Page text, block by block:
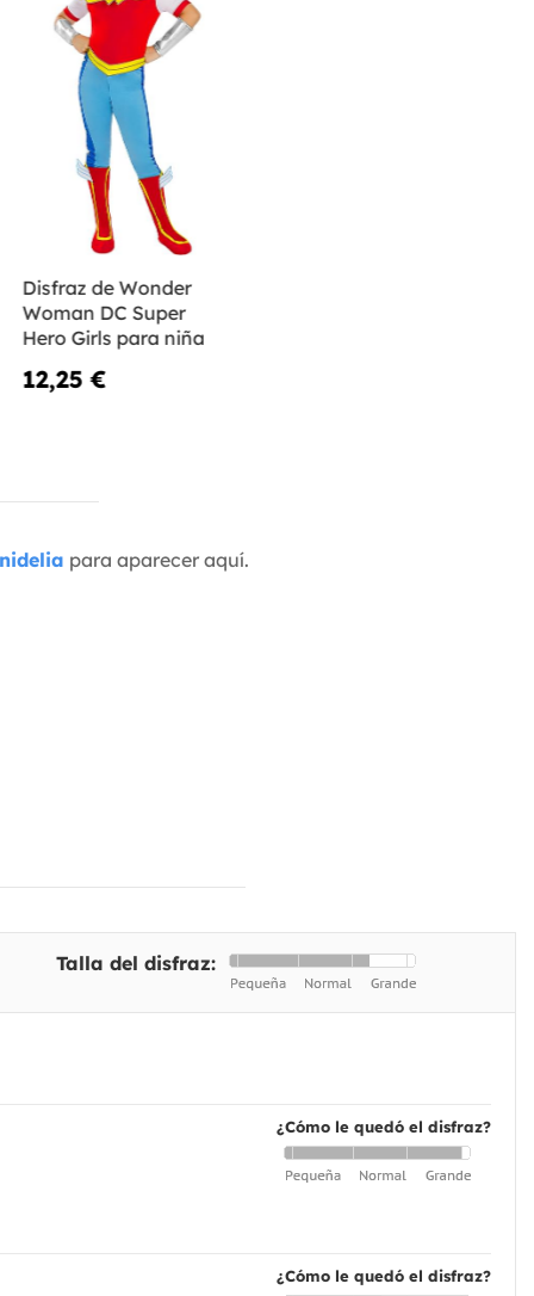
Disfraz de Wonder
Woman DC Super
Hero Girls para niña
12,25 €
para aparecer aquí.
Talla del disfraz:
¿Cómo le quedó el disfraz?
¿Cómo le quedó el disfraz?